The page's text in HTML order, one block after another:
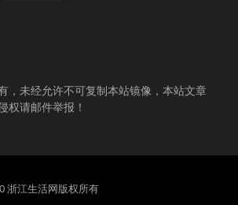
，未经允许不可复制本站镜像，本站文章
权请邮件举报！
浙江生活网版权所有